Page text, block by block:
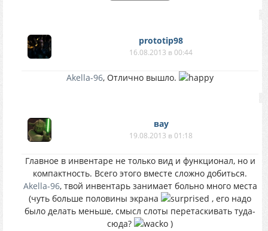
prototip98
16.08.2013 в 00:44
Akella-96, Отлично вышло.
вау
19.08.2013 в 01:18
Главное в инвентаре не только вид и функционал, но и
компактность. Всего этого вместе сложно добиться.
Akella-96, твой инвентарь занимает больно много места
(чуть больше половины экрана
, его надо
было делать меньше, смысл слоты перетаскивать туда-
сюда?
)